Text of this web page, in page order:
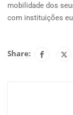
mobilidade dos
com instituições
Share: